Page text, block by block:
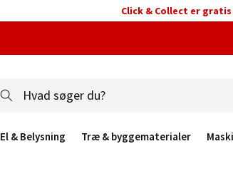
Click & Collect er
El & Belysning Træ & byggematerialer